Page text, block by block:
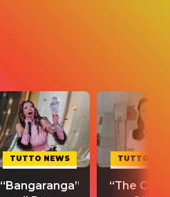
TUTTO NEWS
“Bangaranga”
TUTTO
“The